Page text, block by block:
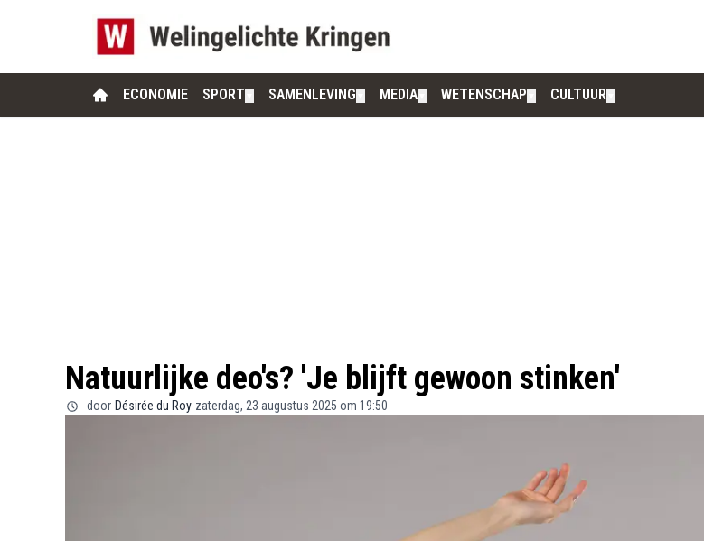
ECONOMIE SPORT SAMENLEVING MEDIA WETENSCHAP CULTUUR
Natuurlijke deo's? 'Je blijft gewoon stinken'
door Désirée du Roy zaterdag, 23 augustus 2025 om 19:50